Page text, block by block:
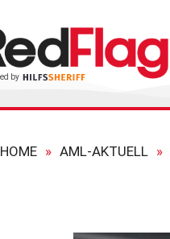
HOME » AML-AKTUELL »